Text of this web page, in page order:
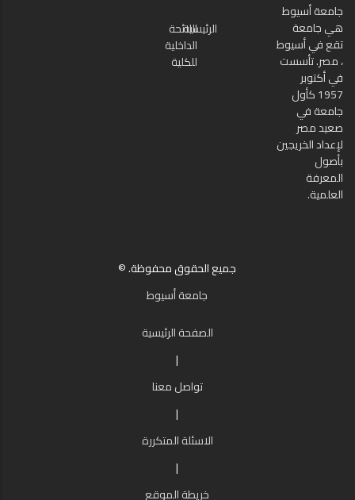
جامعة أسيوط
هي جامعة
تقع في أسيوط
، مصر. تأسست
في أكتوبر
1957 كأول
جامعة في
صعيد مصر
لإعداد الخريجين
بأصول
المعرفة
العلمية.
الرئيسيةاللائحة
الداخلية
للكلية
جميع الحقوق محفوظة. ©
جامعة أسيوط
الصفحة الرئيسية
|
تواصل معنا
|
الاسئلة المتكررة
|
خريطة الموقع